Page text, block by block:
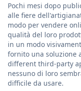
Pochi mesi dopo
alle fiere
modo per vendere
qualità del loro
in un modo
fornito una soluzione
different third-party
nessuno di loro
difficile da usare.